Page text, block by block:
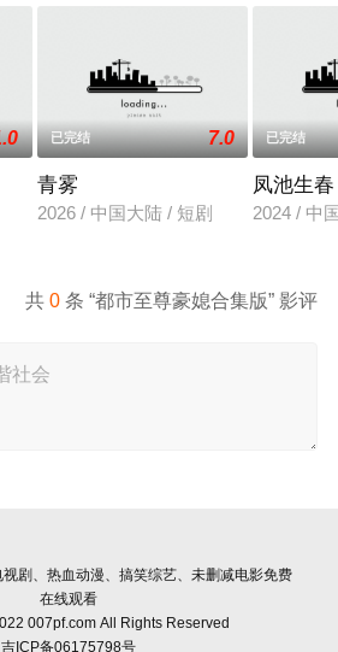
已完结 7.0
青雾
2026 / 中国大陆 / 短剧
已完结
凤池生春
2024 / 中
共0 条 “都市至尊豪媳合集版” 影评
剧、热血动漫、搞笑综艺、未删减电影免费
在线观看
007pf.com All Rights Reserved
吉ICP备06175798号